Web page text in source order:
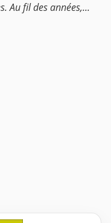
Au fil des années,...